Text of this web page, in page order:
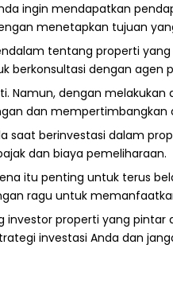
ingin mendapatkan
menetapkan tujuan
tentang properti
berkonsultasi dengan
Namun, dengan
dan
saat berinvestasi dalam
dan biaya pemeliharaan.
itu penting untuk terus
ragu untuk
properti yang
investasi Anda dan